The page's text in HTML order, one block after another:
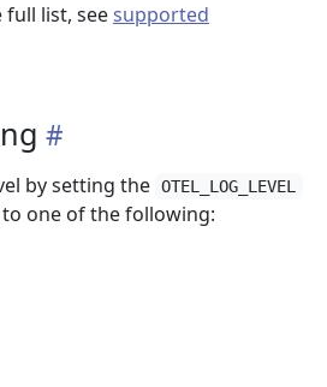
list, seesupported
by setting the OTEL_LOG_LEVEL
one of the following: